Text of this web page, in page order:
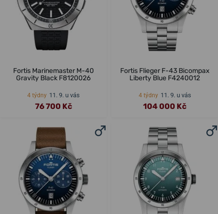
Fortis Marinemaster M-40
Gravity Black F8120026
4 týdny 11. 9. u vás
76 700 Kč
Fortis Flieger F-43 Bicompax
Liberty Blue F4240012
4 týdny 11. 9. u vás
104 000 Kč